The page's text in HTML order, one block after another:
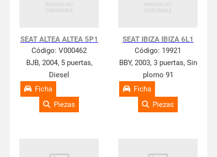
SEAT ALTEA ALTEA 5P1
Código: V000462
BJB, 2004, 5 puertas,
Diesel
Ficha
Piezas
SEAT IBIZA IBIZA 6L1
Código: 19921
BBY, 2003, 3 puertas, Sin
plomo 91
Ficha
Piezas